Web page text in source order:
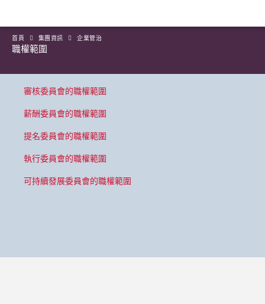
首頁 集團資訊 企業管治
職權範圍
審核委員會的職權範圍
薪酬委員會的職權範圍
提名委員會的職權範圍
執行委員會的職權範圍
可持續發展委員會的職權範圍